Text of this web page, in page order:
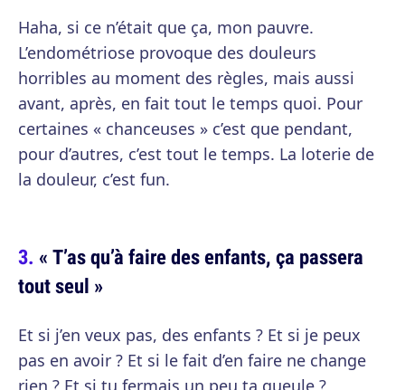
Haha, si ce n’était que ça, mon pauvre.
L’endométriose provoque des douleurs
horribles au moment des règles, mais aussi
avant, après, en fait tout le temps quoi. Pour
certaines « chanceuses » c’est que pendant,
pour d’autres, c’est tout le temps. La loterie de
la douleur, c’est fun.
« T’as qu’à faire des enfants, ça passera
tout seul »
Et si j’en veux pas, des enfants ? Et si je peux
pas en avoir ? Et si le fait d’en faire ne change
rien ? Et si tu fermais un peu ta gueule ?